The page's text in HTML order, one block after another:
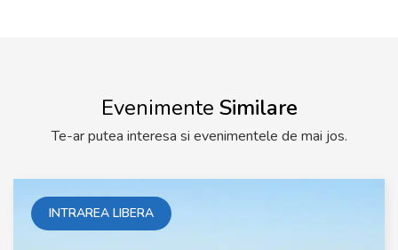
Evenimente Similare
Te-ar putea interesa si evenimentele de mai jos.
INTRAREA LIBERA